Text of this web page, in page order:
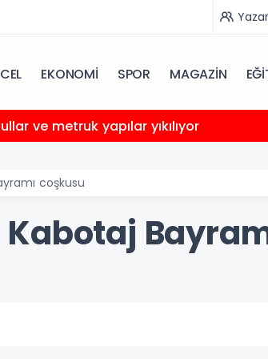
EKONOMİ SPOR MAGAZİN
ve metruk yapılar yıkılıyor
coşkusu